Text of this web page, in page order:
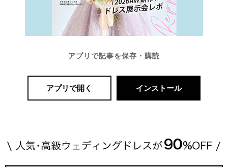
アプリで記事を保存・購読
アプリで開く インストール